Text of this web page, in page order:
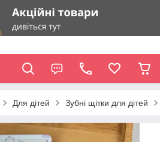
Для дітей Зубні щітки для дітей